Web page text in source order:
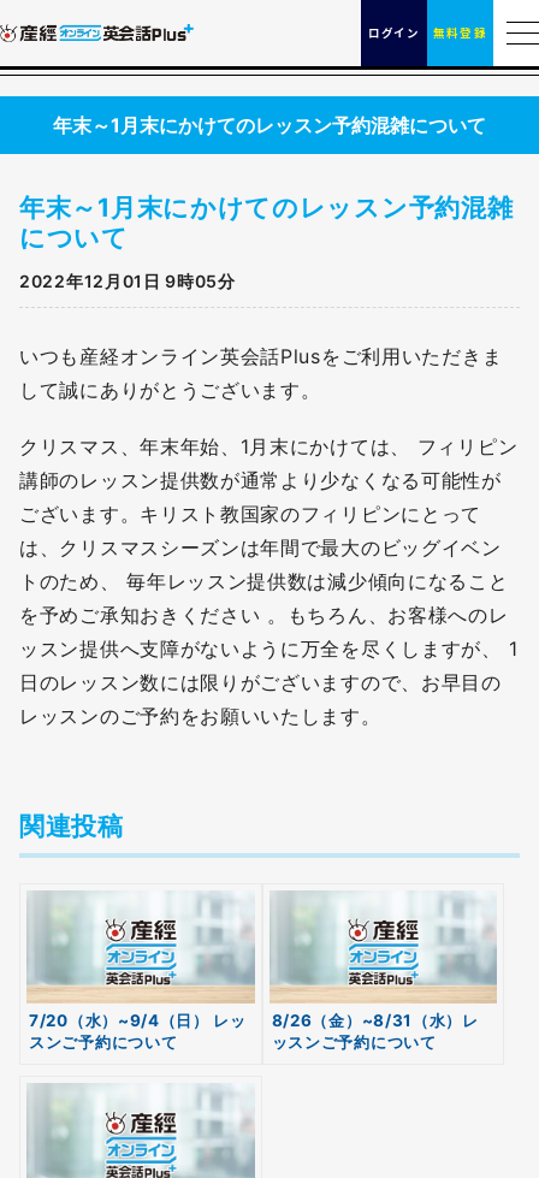
ログイン 無料登録
年末～1月末にかけてのレッスン予約混雑について
年末～1月末にかけてのレッスン予約混雑
について
2022年12月01日 9時05分
いつも産経オンライン英会話Plusをご利用いただきま
して誠にありがとうございます。
クリスマス、年末年始、1月末にかけては、 フィリピン
講師のレッスン提供数が通常より少なくなる可能性が
ございます。キリスト教国家のフィリピンにとって
は、クリスマスシーズンは年間で最大のビッグイベン
トのため、 毎年レッスン提供数は減少傾向になること
を予めご承知おきください 。もちろん、お客様へのレ
ッスン提供へ支障がないように万全を尽くしますが、 1
日のレッスン数には限りがございますので、お早目の
レッスンのご予約をお願いいたします。
関連投稿
7/20（水）~9/4（日） レッ
スンご予約について
8/26（金）~8/31（水）レ
ッスンご予約について無料